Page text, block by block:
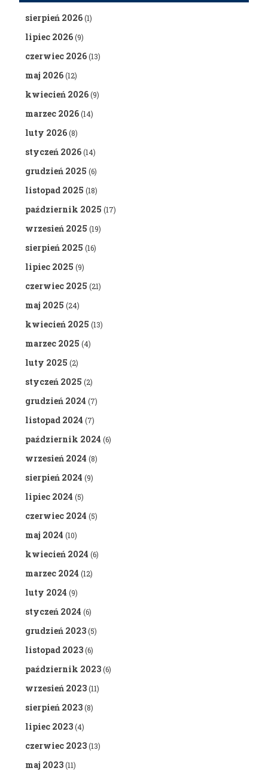
sierpień 2026(1)
lipiec 2026(9)
czerwiec 2026(13)
maj 2026(12)
kwiecień 2026(9)
marzec 2026(14)
luty 2026(8)
styczeń 2026(14)
grudzień 2025 (6)
listopad 2025 (18)
październik 2025 (17)
wrzesień 2025 (19)
sierpień 2025 (16)
lipiec 2025 (9)
czerwiec 2025 (21)
maj 2025 (24)
kwiecień 2025 (13)
marzec 2025 (4)
luty 2025 (2)
styczeń 2025 (2)
grudzień 2024 (7)
listopad 2024 (7)
październik 2024 (6)
wrzesień 2024 (8)
sierpień 2024 (9)
lipiec 2024 (5)
czerwiec 2024 (5)
maj 2024 (10)
kwiecień 2024 (6)
marzec 2024 (12)
luty 2024 (9)
styczeń 2024 (6)
grudzień 2023(5)
listopad 2023(6)
październik 2023(6)
wrzesień 2023(11)
sierpień 2023(8)
lipiec 2023(4)
czerwiec 2023(13)
maj 2023(11)